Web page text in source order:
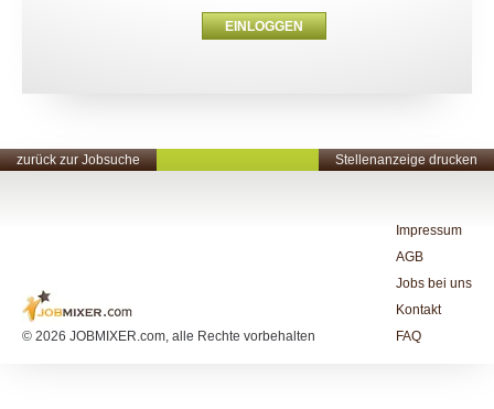
zurück zur Jobsuche Stellenanzeige drucken
© 2026 JOBMIXER.com, alle Rechte vorbehalten
Impressum
AGB
Jobs bei uns
Kontakt
FAQ